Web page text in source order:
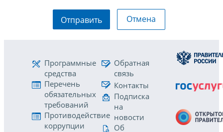
Отправить Отмена
Программные
средства
Перечень
обязательных
требований
Противодействие
коррупции
Обратная
связь
Контакты
Подписка
на
новости
Об